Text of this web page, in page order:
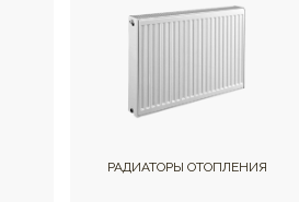
РАДИАТОРЫ ОТОПЛЕНИЯ